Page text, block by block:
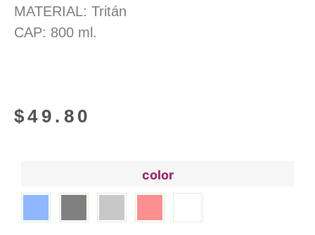
MATERIAL: Tritán
CAP: 800 ml.
$49.80
color